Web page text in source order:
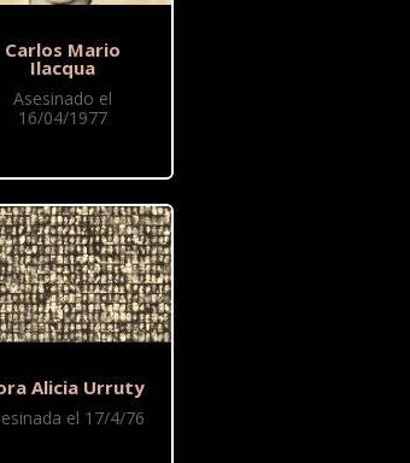
Carlos Mario
Ilacqua
Asesinado el
16/04/1977
Alicia Urruty
el 17/4/76